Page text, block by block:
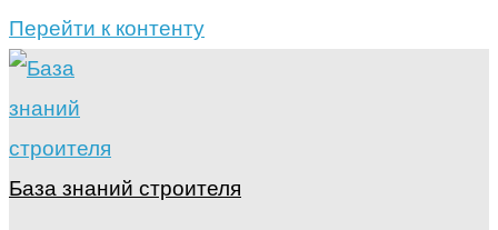
Перейти к контенту
База знаний строителя